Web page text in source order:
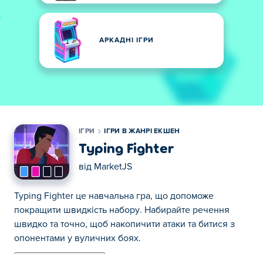
АРКАДНІ ІГРИ
ІГРИ ІГРИ В ЖАНРІ ЕКШЕН
Typing Fighter
від MarketJS
Typing Fighter це навчальна гра, що допоможе
покращити швидкість набору. Набирайте речення
швидко та точно, щоб накопичити атаки та битися з
опонентами у вуличних боях.